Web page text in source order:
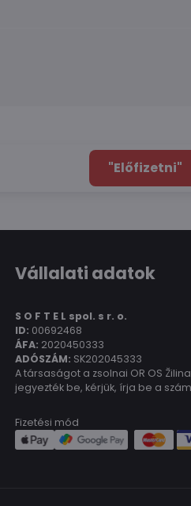
"Előfizetni"
Vállalati adatok
S O F T E L spol. s r. o.
ID: 00692468
ÁFA: 2020450333
ADÓSZÁM: SK202045333
A társaságot a zsolnai OR OS
jegyezték be, kérjük, írja be a
Fizetési mód